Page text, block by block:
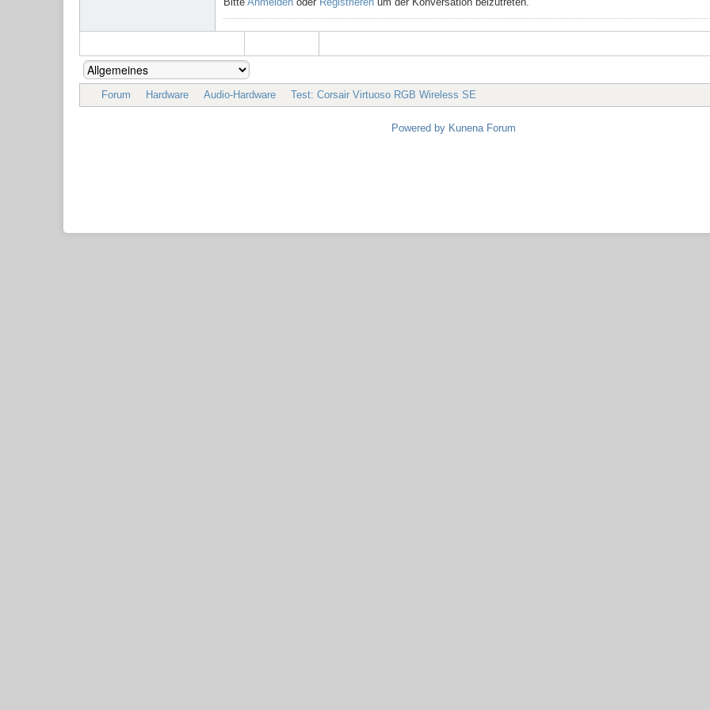
Forum Hardware Audio-Hardware Test: Corsair Virtuoso RGB Wireless SE
Powered by Kunena Forum